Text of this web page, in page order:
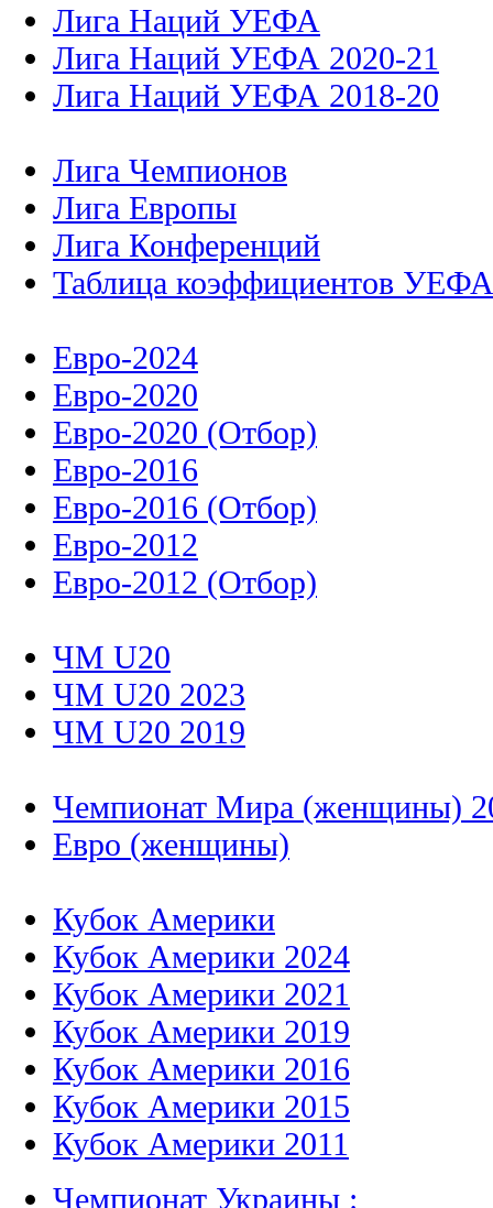
Лига Наций УЕФА
Лига Наций УЕФА 2020-21
Лига Наций УЕФА 2018-20
Лига Чемпионов
Лига Европы
Лига Конференций
Таблица коэффициентов УЕФА
Евро-2024
Евро-2020
Евро-2020 (Отбор)
Евро-2016
Евро-2016 (Отбор)
Евро-2012
Евро-2012 (Отбор)
ЧМ U20
ЧМ U20 2023
ЧМ U20 2019
Чемпионат Мира (женщины)
Евро (женщины)
Кубок Америки
Кубок Америки 2024
Кубок Америки 2021
Кубок Америки 2019
Кубок Америки 2016
Кубок Америки 2015
Кубок Америки 2011
Чемпионат Украины :